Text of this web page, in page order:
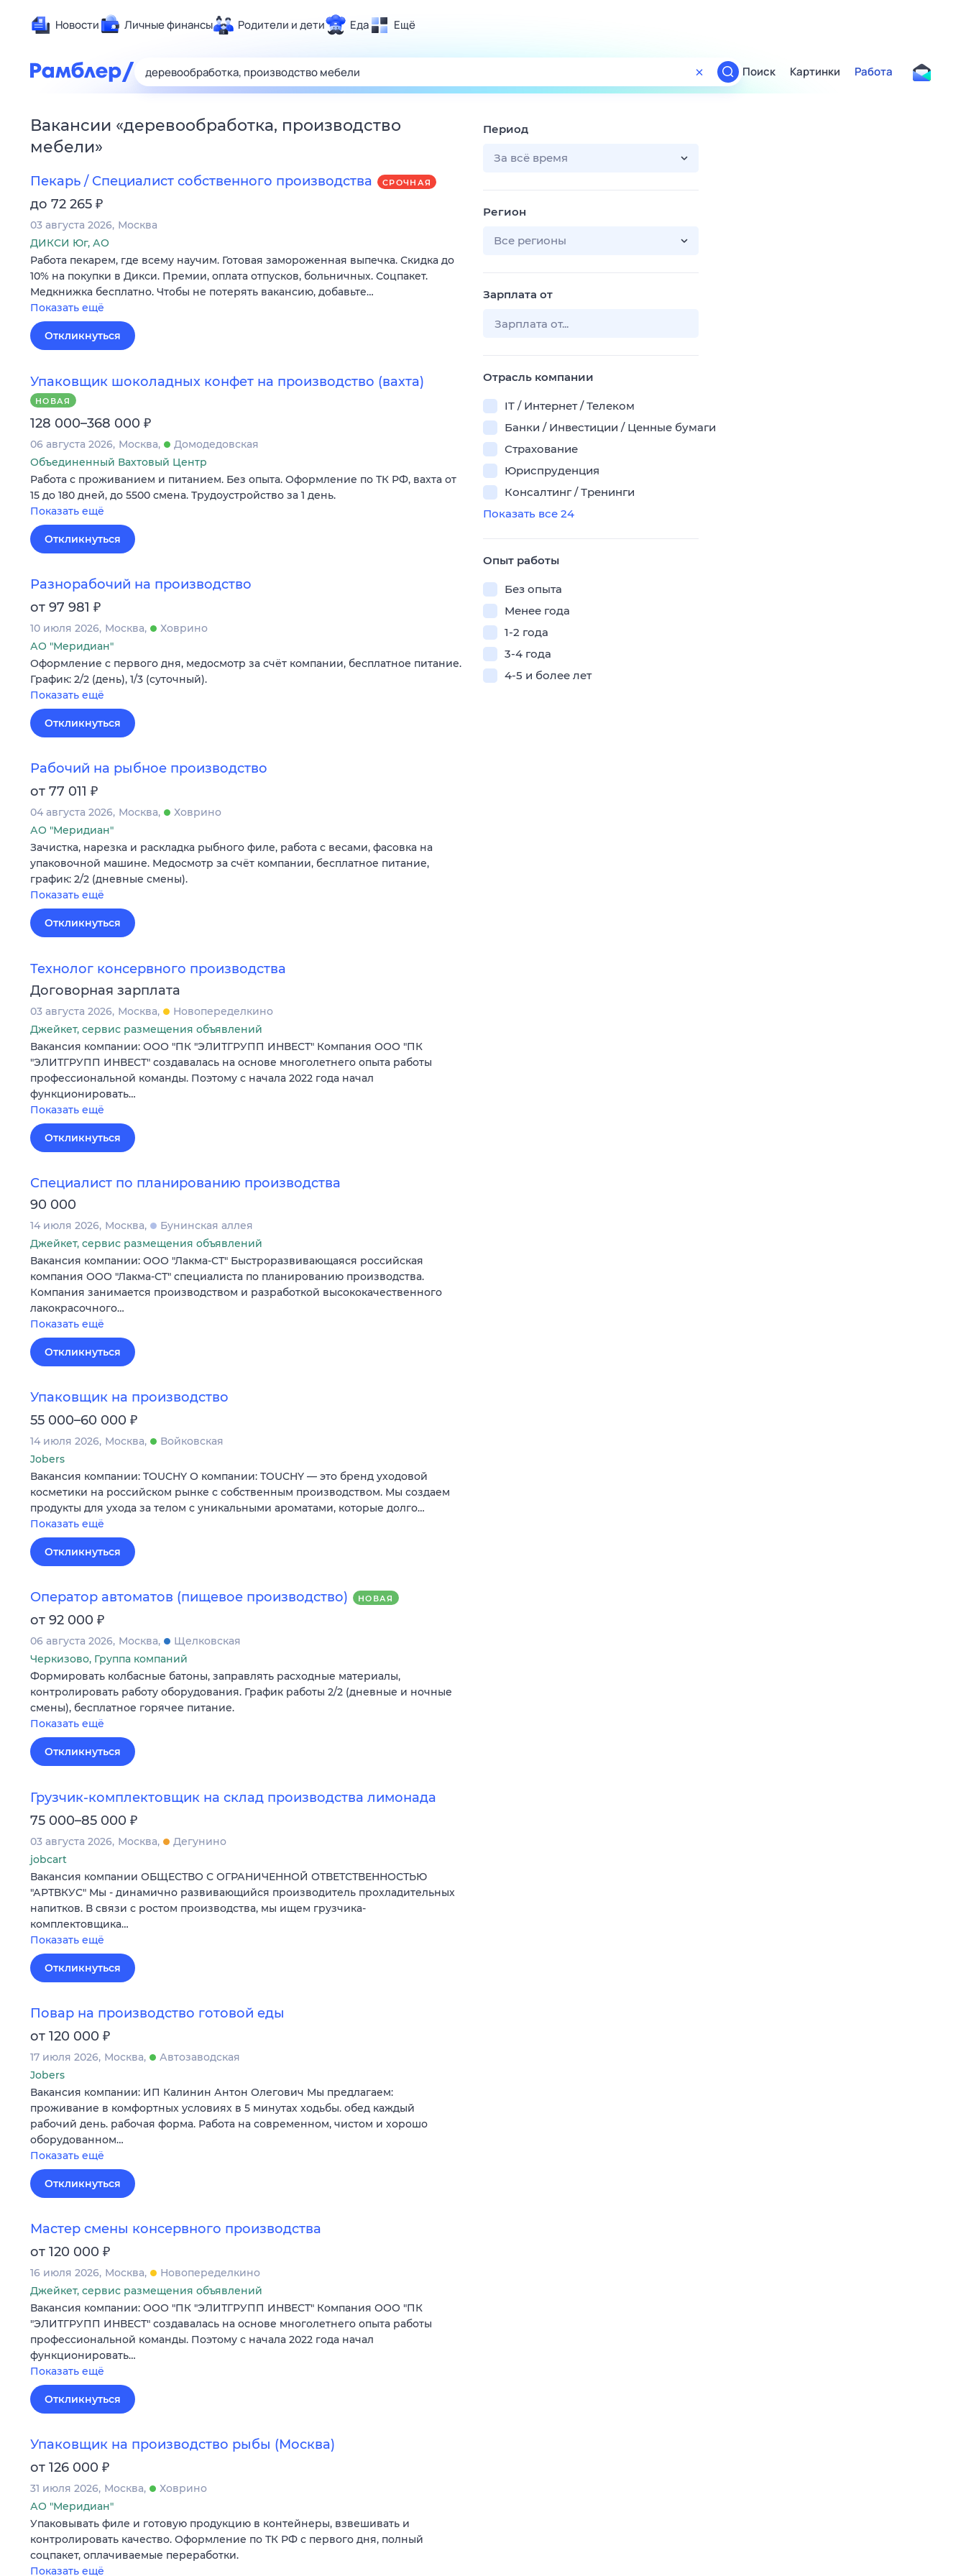
Новости Личные финансы Родители и дети Еда Ещё
Здоровье
Развлечения и отдых
Спорт
Авто
Гороскопы
Поиск
ТВ-программа
Поиск Картинки Работа
Вакансии «деревообработка, производство
мебели»
Пекарь / Специалист собственного производства СРОЧНАЯ
до 72 265 ₽
03 августа 2026 Москва
ДИКСИ Юг, АО
Работа пекарем, где всему научим. Готовая замороженная выпечка. Скидка до
10% на покупки в Дикси. Премии, оплата отпусков, больничных. Соцпакет.
Медкнижка бесплатно. Чтобы не потерять вакансию, добавьте…
Показать ещё
Откликнуться
Упаковщик шоколадных конфет на производство (вахта)
НОВАЯ
128 000–368 000 ₽
06 августа 2026 Москва
Домодедовская
Объединенный Вахтовый Центр
Работа с проживанием и питанием. Без опыта. Оформление по ТК РФ, вахта от
15 до 180 дней, до 5500 смена. Трудоустройство за 1 день.
Показать ещё
Откликнуться
Разнорабочий на производство
от 97 981 ₽
10 июля 2026 Москва
Ховрино
АО "Меридиан"
Оформление c первого дня, медосмотр за счёт компании, бесплатное питание.
График: 2/2 (день), 1/3 (суточный).
Показать ещё
Откликнуться
Рабочий на рыбное производство
от 77 011 ₽
04 августа 2026 Москва
Ховрино
АО "Меридиан"
Зачистка, нарезка и раскладка рыбного филе, работа с весами, фасовка на
упаковочной машине. Медосмотр за счёт компании, бесплатное питание,
график: 2/2 (дневные смены).
Показать ещё
Откликнуться
Технолог консервного производства
Договорная зарплата
03 августа 2026 Москва
Новопеределкино
Джейкет, сервис размещения объявлений
Вакансия компании: ООО "ПК "ЭЛИТГРУПП ИНВЕСТ" Компания ООО "ПК
"ЭЛИТГРУПП ИНВЕСТ" создавалась на основе многолетнего опыта работы
профессиональной команды. Поэтому с начала 2022 года начал
функционировать…
Показать ещё
Откликнуться
Специалист по планированию производства
90 000
14 июля 2026 Москва
Бунинская аллея
Джейкет, сервис размещения объявлений
Вакансия компании: ООО "Лакма-СТ" Быстроразвивающаяся российская
компания ООО "Лакма-СТ" специалиста по планированию производства.
Компания занимается производством и разработкой высококачественного
лакокрасочного…
Показать ещё
Откликнуться
Упаковщик на производство
55 000–60 000 ₽
14 июля 2026 Москва
Войковская
Jobers
Вакансия компании: TOUCHY О компании: TOUCHY — это бренд уходовой
косметики на российском рынке с собственным производством. Мы создаем
продукты для ухода за телом с уникальными ароматами, которые долго…
Показать ещё
Откликнуться
Оператор автоматов (пищевое производство) НОВАЯ
от 92 000 ₽
06 августа 2026 Москва
Щелковская
Черкизово, Группа компаний
Формировать колбасные батоны, заправлять расходные материалы,
контролировать работу оборудования. График работы 2/2 (дневные и ночные
смены), бесплатное горячее питание.
Показать ещё
Откликнуться
Грузчик-комплектовщик на склад производства лимонада
75 000–85 000 ₽
03 августа 2026 Москва
Дегунино
jobcart
Вакансия компании ОБЩЕСТВО С ОГРАНИЧЕННОЙ ОТВЕТСТВЕННОСТЬЮ
"АРТВКУС" Мы - динамично развивающийся производитель прохладительных
напитков. В связи с ростом производства, мы ищем грузчика-
комплектовщика…
Показать ещё
Откликнуться
Повар на производство готовой еды
от 120 000 ₽
17 июля 2026 Москва
Автозаводская
Jobers
Вакансия компании: ИП Калинин Антон Олегович Мы предлагаем:
проживание в комфортных условиях в 5 минутах ходьбы. обед каждый
рабочий день. рабочая форма. Работа на современном, чистом и хорошо
оборудованном…
Показать ещё
Откликнуться
Мастер смены консервного производства
от 120 000 ₽
16 июля 2026 Москва
Новопеределкино
Джейкет, сервис размещения объявлений
Вакансия компании: ООО "ПК "ЭЛИТГРУПП ИНВЕСТ" Компания ООО "ПК
"ЭЛИТГРУПП ИНВЕСТ" создавалась на основе многолетнего опыта работы
профессиональной команды. Поэтому с начала 2022 года начал
функционировать…
Показать ещё
Откликнуться
Упаковщик на производство рыбы (Москва)
от 126 000 ₽
31 июля 2026 Москва
Ховрино
АО "Меридиан"
Упаковывать филе и готовую продукцию в контейнеры, взвешивать и
контролировать качество. Оформление по ТК РФ с первого дня, полный
соцпакет, оплачиваемые переработки.
Показать ещё
Период
За всё время
Регион
Все регионы
Зарплата от
Отрасль компании
IT / Интернет / Телеком
Банки / Инвестиции / Ценные бумаги
Страхование
Юриспруденция
Консалтинг / Тренинги
Показать все 24
Опыт работы
Без опыта
Менее года
1-2 года
3-4 года
4-5 и более лет